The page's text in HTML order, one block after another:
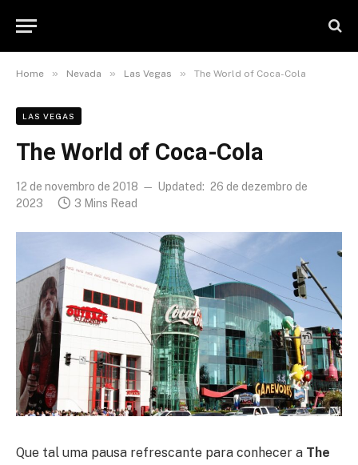
Home » Nevada » Las Vegas » The World of Coca-Cola
LAS VEGAS
The World of Coca-Cola
12 de novembro de 2018 Updated: 26 de dezembro de
2023
3 Mins Read
Que tal uma pausa refrescante para conhecer a The